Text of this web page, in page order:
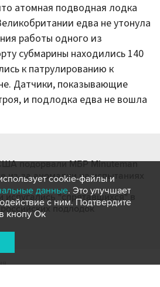
атомная подводная лодка
едва не утонула
работы одного из
субмарины находились 140
к патрулированию к
Датчики, показывающие
и подлодка едва не вошла
подорвали МБР Minuteman
из-за аномалии на испытаниях
испугались "спрятавшихся" в
подлодок
cookie-файлы и
данные. Это улучшает
с ним. Подтвердите
кнопу Ок